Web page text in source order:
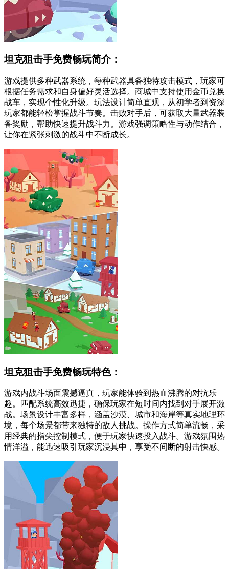
坦克狙击手免费畅玩简介：
游戏提供多种武器系统，每种武器具备独特攻击模式，玩家可
根据任务需求和自身偏好灵活选择。商城中支持使用金币兑换
战车，实现个性化升级。玩法设计简单直观，从初学者到资深
玩家都能轻松掌握战斗节奏。击败对手后，可获取大量武器装
备奖励，帮助快速提升战斗力。游戏强调策略性与动作结合，
让你在紧张刺激的战斗中不断成长。
坦克狙击手免费畅玩特色：
游戏内战斗场面震撼逼真，玩家能体验到热血沸腾的对抗乐
趣。匹配系统高效迅捷，确保玩家在短时间内找到对手展开激
战。场景设计丰富多样，涵盖沙漠、城市和海岸等真实地理环
境，每个场景都带来独特的敌人挑战。操作方式简单流畅，采
用经典的指尖控制模式，便于玩家快速投入战斗。游戏氛围热
情洋溢，能迅速吸引玩家沉浸其中，享受不间断的射击快感。